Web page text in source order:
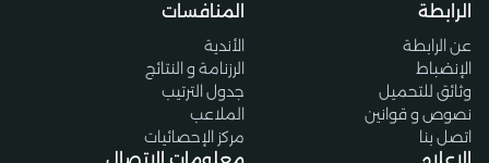
الرابطة
عن الرابطة
الإنضباط
وثائق للتحميل
نصوص و قوانين
اتصل بنا
المنافسات
الأندية
الرزنامة و النتائج
جدول الترتيب
الملاعب
مركز الإحصائيات